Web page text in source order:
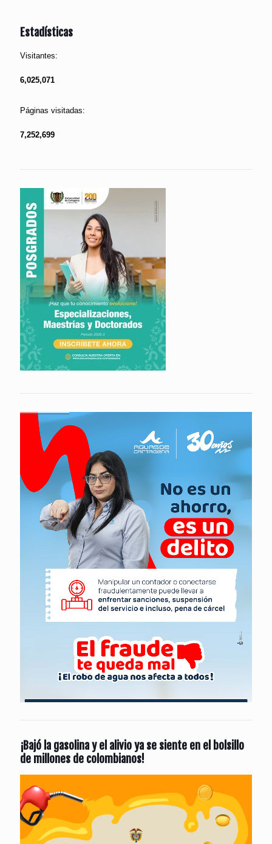
Estadísticas
Visitantes:
6,025,071
Páginas visitadas:
7,252,699
¡Bajó la gasolina y el alivio ya se siente en el bolsillo
de millones de colombianos!
de
vídeo